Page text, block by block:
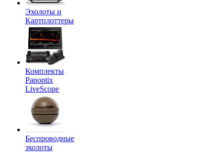
Эхолоты и
Картплоттеры
Комплекты
Panoptix
LiveScope
Беспроводные
эхолоты